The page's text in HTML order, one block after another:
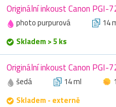
Originální inkoust Canon
photo purpurová 14
Skladem > 5 ks
Originální inkoust Canon
šedá 14 ml
Skladem - externě